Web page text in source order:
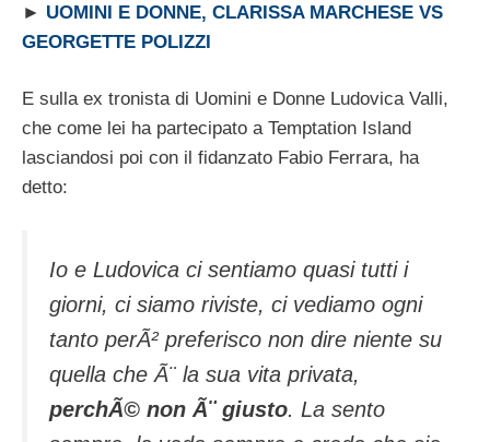
► UOMINI E DONNE, CLARISSA MARCHESE VS
GEORGETTE POLIZZI
E sulla ex tronista di Uomini e Donne Ludovica Valli,
che come lei ha partecipato a Temptation Island
lasciandosi poi con il fidanzato Fabio Ferrara, ha
detto:
Io e Ludovica ci sentiamo quasi tutti i
giorni, ci siamo riviste, ci vediamo ogni
tanto perÃ² preferisco non dire niente su
quella che Ã¨ la sua vita privata,
perchÃ© non Ã¨ giusto. La sento